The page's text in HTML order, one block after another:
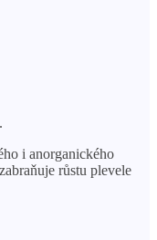
i anorganického
růstu plevele